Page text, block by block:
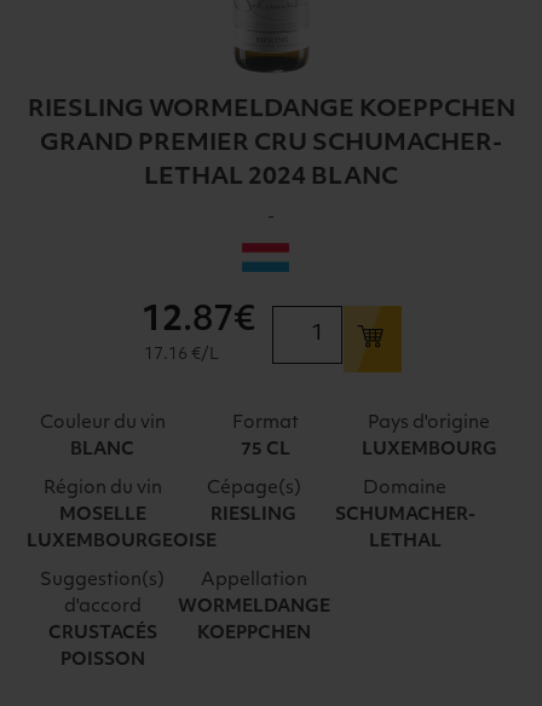
RIESLING WORMELDANGE KOEPPCHEN
GRAND PREMIER CRU SCHUMACHER-
LETHAL 2024 BLANC
-
RIESLING
KOEPPCHEN
PREMIER
CRU
SCHUMACHER-
LETHAL
2024
BLANC
12.87€
17.16 €/L
Couleur du vin
BLANC
Format
75 CL
Pays d'origine
LUXEMBOURG
Région du vin
MOSELLE
LUXEMBOURGEOISE
Cépage(s)
RIESLING
Domaine
SCHUMACHER-
LETHAL
Suggestion(s)
d'accord
CRUSTACÉS
POISSON
Appellation
WORMELDANGE
KOEPPCHEN